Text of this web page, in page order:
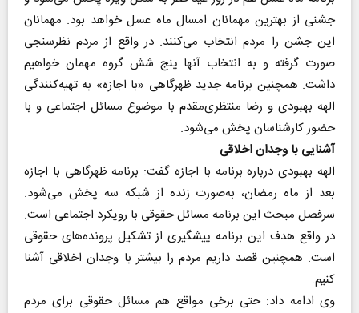
جشنی از بهترین مهمانان امسال ماه عسل خواهد بود. مهمانان
این جشن را مردم انتخاب می‌کنند. در واقع از مردم نظرسنجی
صورت گرفته و به انتخاب آنها پنج شش گروه مهمان خواهیم
داشت. همچنین برنامه جدید ظهرگاهی «با اجازه» به تهیه‌کنندگی
الهه بهبودی و رضا منتظری‌مقدم با موضوع مسائل اجتماعی و با
حضور کارشناسان پخش می‌شود.
آشنایی با وجدان اخلاقی
الهه بهبودی درباره برنامه با اجازه گفت: برنامه ظهرگاهی با اجازه
بعد از ماه رمضان، به‌صورت زنده از شبکه سه پخش می‌شود.
سرفصل مبحث این برنامه مسائل حقوقی با رویکرد اجتماعی است.
در واقع هدف این برنامه پیشگیری از تشکیل پرونده‌های حقوقی
است. همچنین قصد داریم مردم را بیشتر با وجدان اخلاقی آشنا
کنیم.
وی ادامه داد: حتی برخی مواقع هم مسائل حقوقی برای مردم